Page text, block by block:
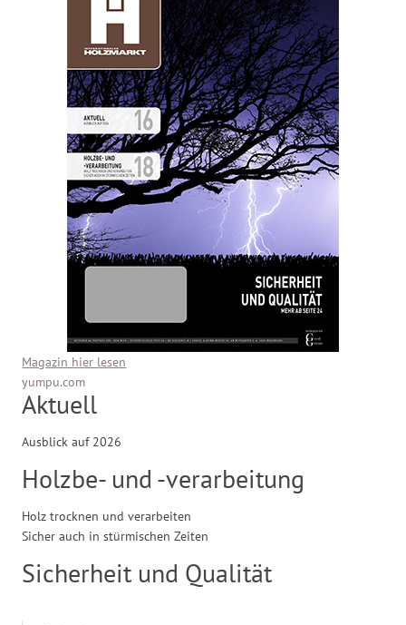
Magazin hier lesen
yumpu.com
Aktuell
Ausblick auf 2026
Holzbe- und -verarbeitung
Holz trocknen und verarbeiten
Sicher auch in stürmischen Zeiten
Sicherheit und Qualität